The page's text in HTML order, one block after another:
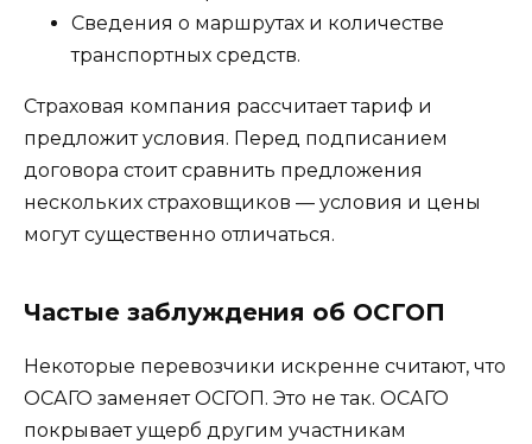
Сведения о маршрутах и количестве
транспортных средств.
Страховая компания рассчитает тариф и
предложит условия. Перед подписанием
договора стоит сравнить предложения
нескольких страховщиков — условия и цены
могут существенно отличаться.
Частые заблуждения об ОСГОП
Некоторые перевозчики искренне считают, что
ОСАГО заменяет ОСГОП. Это не так. ОСАГО
покрывает ущерб другим участникам